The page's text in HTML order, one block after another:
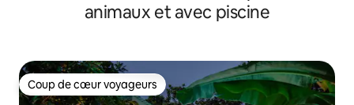
animaux et avec piscine
Coup de cœur voyageurs
Coup de cœur voyageurs